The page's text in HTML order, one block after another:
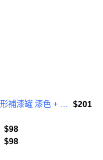
HYUNDAI MOBIS 現代摩比斯 起亞原廠補漆筆&筆形補漆罐 漆色 + 透明組合 $201
$98
$98